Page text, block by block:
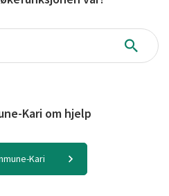
Søk
Kari om hjelp
Kari